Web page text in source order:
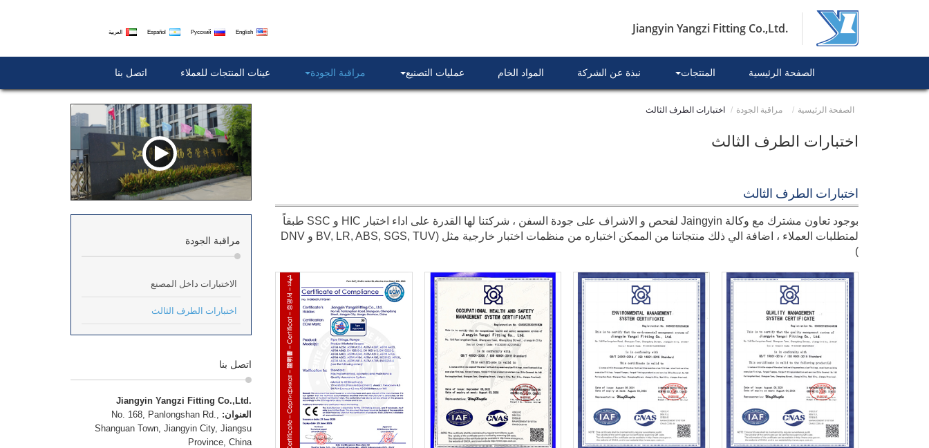
English
Русский
Español العربية Jiangyin Yangzi Fitting Co.,Ltd.
الصفحة الرئيسية المنتجات نبذة عن الشركة المواد الخام عمليات التصنيع مراقبة الجودة عينات المنتجات للعملاء اتصل بنا
الصفحة الرئيسية مراقبة الجودة اختبارات الطرف الثالث
اختبارات الطرف الثالث
اختبارات الطرف الثالث
بوجود تعاون مشترك مع وكالة Jaingyin لفحص و الاشراف على جودة السفن ، شركتنا لها القدرة على اداء اختبار HIC و SSC طبقاً
لمتطلبات العملاء ، اضافة الي ذلك منتجاتنا من الممكن اختباره من منظمات اختبار خارجية مثل (BV, LR, ABS, SGS, TUV و DNV
)
مراقبة الجودة
الاختبارات داخل المصنع
اختبارات الطرف الثالث
اتصل بنا
Jiangyin Yangzi Fitting Co.,Ltd.
العنوان: No. 168, Panlongshan Rd.,
Shanguan Town, Jiangyin City, Jiangsu
Province, China